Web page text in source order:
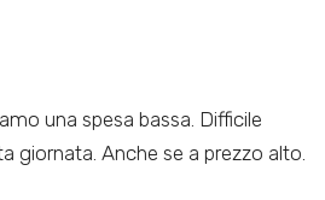
una spesa bassa. Difficile
giornata. Anche se a prezzo alto.